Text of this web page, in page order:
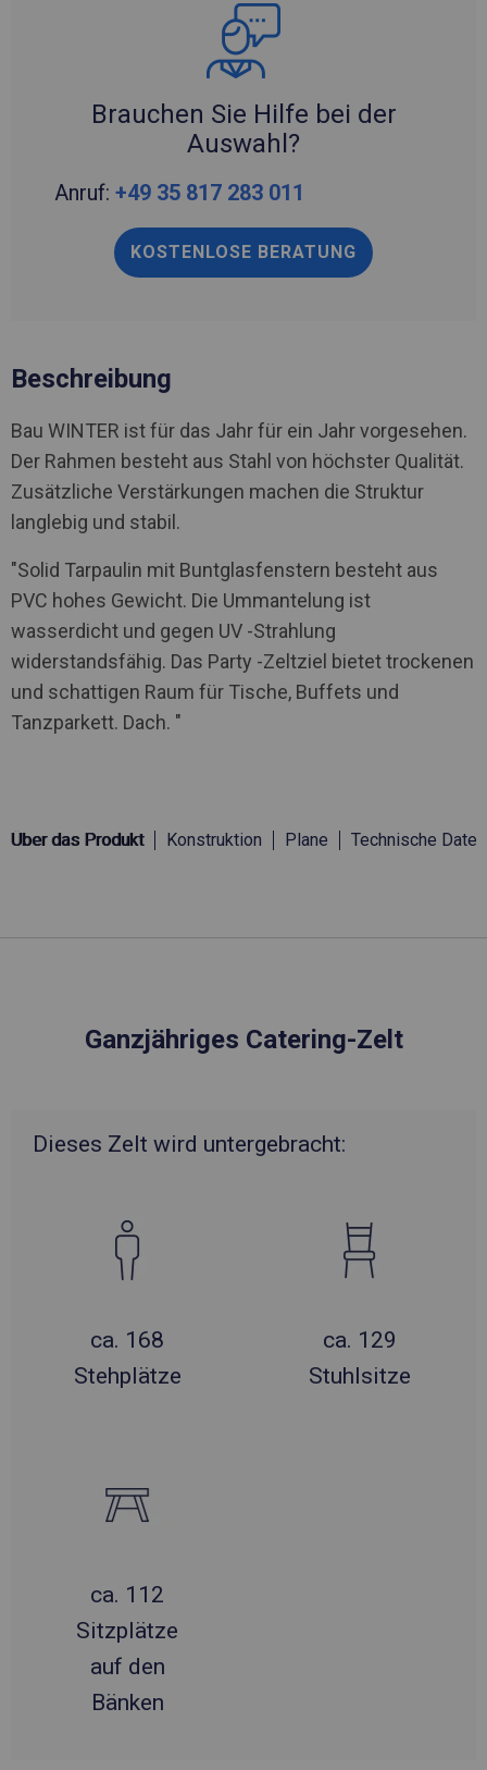
Brauchen Sie Hilfe bei der
Auswahl?
Anruf: +49 35 817 283 011
KOSTENLOSE BERATUNG
Beschreibung
Bau WINTER ist für das Jahr für ein Jahr vorgesehen.
Der Rahmen besteht aus Stahl von höchster Qualität.
Zusätzliche Verstärkungen machen die Struktur
langlebig und stabil.
"Solid Tarpaulin mit Buntglasfenstern besteht aus
PVC hohes Gewicht. Die Ummantelung ist
wasserdicht und gegen UV -Strahlung
widerstandsfähig. Das Party -Zeltziel bietet trockenen
und schattigen Raum für Tische, Buffets und
Tanzparkett. Dach. "
Über das Produkt Konstruktion Plane Technische Daten
Ganzjähriges Catering-Zelt
Dieses Zelt wird untergebracht:
ca. 168
Stehplätze
ca. 129
Stuhlsitze
ca. 112
Sitzplätze
auf den
Bänken